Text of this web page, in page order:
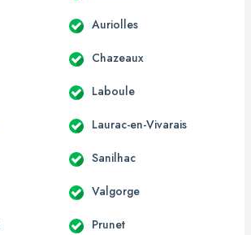
Auriolles
Chazeaux
Laboule
Laurac-en-Vivarais
Sanilhac
Valgorge
Prunet